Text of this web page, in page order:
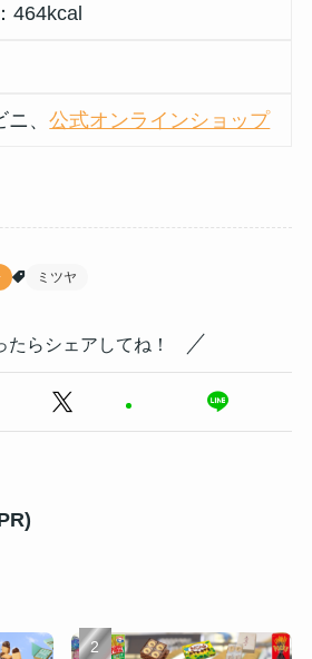
464kcal
ニ、公式オンラインショップ
ミツヤ
たらシェアしてね！